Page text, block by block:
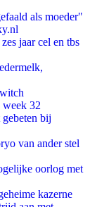
als moeder"
jaar cel en tbs
week 32
bij
van ander stel
oorlog met
kazerne